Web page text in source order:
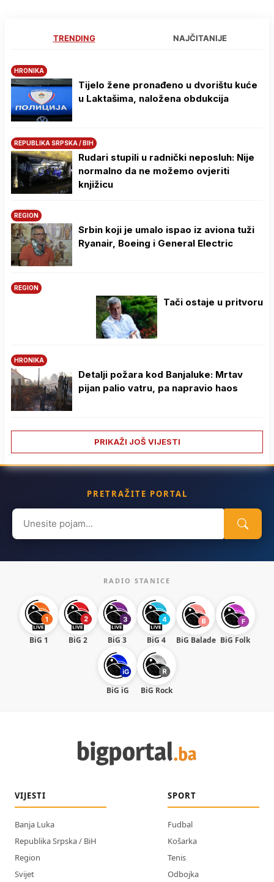
TRENDING NAJČITANIJE
HRONIKA
Tijelo žene pronađeno u dvorištu kuće
u Laktašima, naložena obdukcija
REPUBLIKA SRPSKA / BIH
Rudari stupili u radnički neposluh: Nije
normalno da ne možemo ovjeriti
knjižicu
REGION
Srbin koji je umalo ispao iz aviona tuži
Ryanair, Boeing i General Electric
REGION
Tači ostaje u pritvoru
HRONIKA
Detalji požara kod Banjaluke: Mrtav
pijan palio vatru, pa napravio haos
PRIKAŽI JOŠ VIJESTI
PRETRAŽITE PORTAL
Search
for:
RADIO STANICE
BiG 1 BiG 2 BiG 3 BiG 4 BiG Balade BiG Folk
BiG iG BiG Rock
VIJESTI
Banja Luka
Republika Srpska / BiH
Region
Svijet
SPORT
Fudbal
Košarka
Tenis
Odbojka